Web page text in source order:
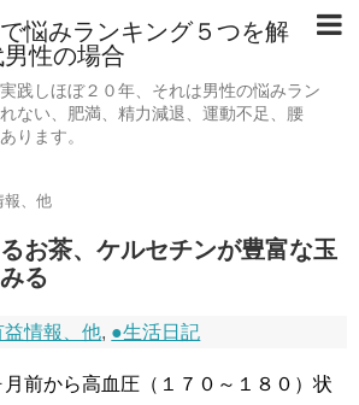
悩みランキング５つを解
性の場合
践しほぼ２０年、それは男性の悩みラン
ない、肥満、精力減退、運動不足、腰
ります。
報、他
お茶、ケルセチンが豊富な玉
る
益情報、他, ●生活日記
前から高血圧（１７０～１８０）状